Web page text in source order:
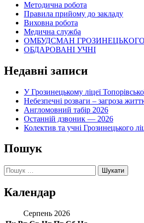
Методична робота
Правила прийому до закладу
Виховна робота
Медична служба
ОМБУДСМАН
ОБДАРОВАНІ УЧНІ
Недавні записи
У Грозинецькому ліцеї
Небезпечні розваги – загроза
Англомовний табір 2026
Останній дзвоник — 2026
Колектив та учні Грозинецького
Пошук
Пошук:
Календар
Серпень 2026